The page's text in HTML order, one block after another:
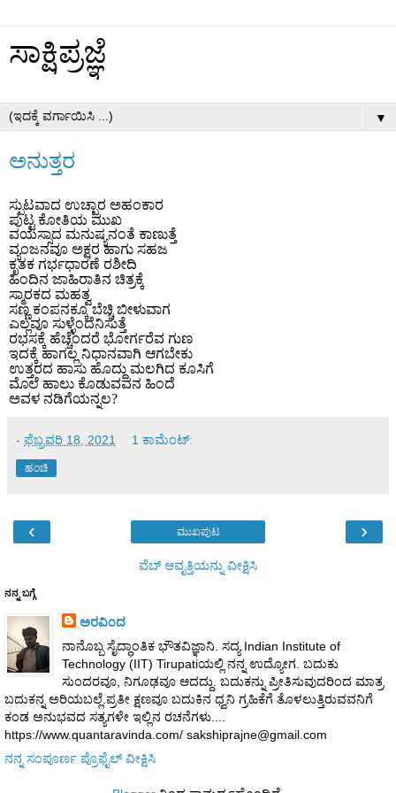
ಸಾಕ್ಷಿಪ್ರಜ್ಞೆ
▼
ಅನುತ್ತರ
ಸ್ಪುಟವಾದ ಉಚ್ಛಾರ ಅಹಂಕಾರ
ಪುಟ್ಟ ಕೋತಿಯ ಮುಖ
ವಯಸ್ಸಾದ ಮನುಷ್ಯನಂತೆ ಕಾಣುತ್ತೆ
ವ್ಯಂಜನವೂ ಅಕ್ಷರ ಹಾಗು ಸಹಜ
ಕೃತಕ ಗರ್ಭಧಾರಣೆ ರಶೀದಿ
ಹಿಂದಿನ ಜಾಹಿರಾತಿನ ಚಿತ್ರಕ್ಕೆ
ಸ್ಮಾರಕದ ಮಹತ್ವ
ಸಣ್ಣ ಕಂಪನಕ್ಕೂ ಬೆಚ್ಚಿ ಬೀಳುವಾಗ
ಎಲ್ಲವೂ ಸುಳ್ಳೆಂದೆನಿಸುತ್ತೆ
ರಭಸಕ್ಕೆ ಹೆಚ್ಚೆಂದರೆ ಭೋರ್ಗರೆವ ಗುಣ
ಇದಕ್ಕೆ ಹಾಗಲ್ಲ ನಿಧಾನವಾಗಿ ಆಗಬೇಕು
ಉತ್ತರದ ಹಾಸು ಹೊದ್ದು ಮಲಗಿದ ಕೂಸಿಗೆ
ಮೊಲೆ ಹಾಲು ಕೊಡುವವನ ಹಿಂದೆ
ಅವಳ ನಡಿಗೆಯನ್ನಲ?
- ಫೆಬ್ರವರಿ 18, 2021 1 ಕಾಮೆಂಟ್‌:
ಹಂಚಿ
‹ ›
ಮುಖಪುಟ
ವೆಬ್‌ ಆವೃತ್ತಿಯನ್ನು ವೀಕ್ಷಿಸಿ
ನನ್ನ ಬಗ್ಗೆ
ಅರವಿಂದ
ನಾನೊಬ್ಬ ಸೈದ್ಧಾಂತಿಕ ಭೌತವಿಜ್ಞಾನಿ. ಸದ್ಯ Indian Institute of
Technology (IIT) Tirupatiಯಲ್ಲಿ ನನ್ನ ಉದ್ಯೋಗ. ಬದುಕು
ಸುಂದರವೂ, ನಿಗೂಢವೂ ಆದದ್ದು. ಬದುಕನ್ನು ಪ್ರೀತಿಸುವುದರಿಂದ ಮಾತ್ರ
ಬದುಕನ್ನ ಅರಿಯಬಲ್ಲೆ.ಪ್ರತೀ ಕ್ಷಣವೂ ಬದುಕಿನ ಧ್ವನಿ ಗ್ರಹಿಕೆಗೆ ತೊಳಲುತ್ತಿರುವವನಿಗೆ
ಕಂಡ ಅನುಭವದ ಸತ್ಯಗಳೇ ಇಲ್ಲಿನ ರಚನೆಗಳು....
https://www.quantaravinda.com/ sakshiprajne@gmail.com
ನನ್ನ ಸಂಪೂರ್ಣ ಪ್ರೊಫೈಲ್ ವೀಕ್ಷಿಸಿ